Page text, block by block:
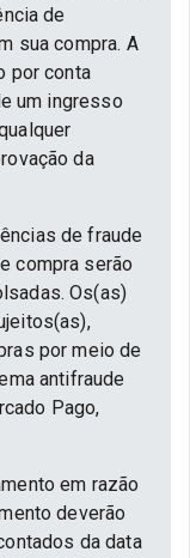
de
sua compra. A
por conta
um ingresso
da
de fraude
compra serão
Os(as)
por meio de
antifraude
Pago,
em razão
deverão
da data